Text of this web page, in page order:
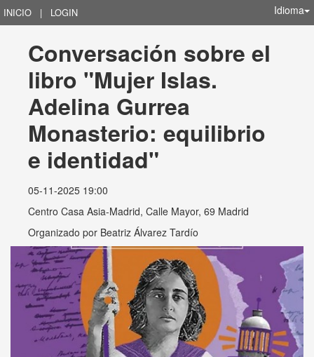
INICIO | LOGIN Idioma
Conversación sobre el
libro "Mujer Islas.
Adelina Gurrea
Monasterio: equilibrio
e identidad"
05-11-2025 19:00
Centro Casa Asia-Madrid, Calle Mayor, 69 Madrid
Organizado por Beatriz Álvarez Tardío